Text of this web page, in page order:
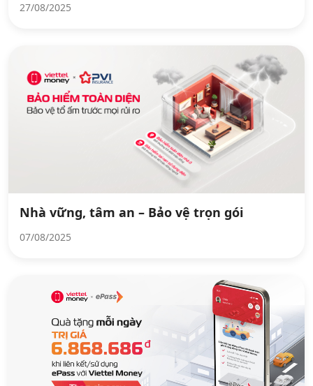
27/08/2025
Nhà vững, tâm an – Bảo vệ trọn gói
07/08/2025